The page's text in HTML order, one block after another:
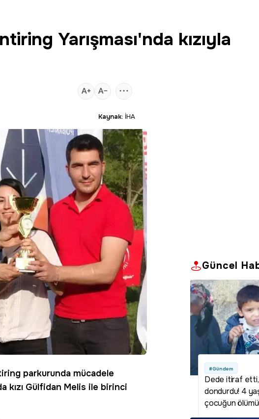
Yarışması'nda kızıyla
Kaynak: İHA
parkurunda mücadele
kızı Gülfidan Melis ile birinci
Güncel
#Gündem
Dede itiraf etti,
dondurdu! 4
çocuğun